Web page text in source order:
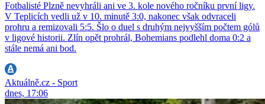
Fotbalisté Plzně nevyhráli ani ve 3. kole nového ročníku první ligy.
V Teplicích vedli už v 10. minutě 3:0, nakonec však odvraceli
prohru a remizovali 5:5. Šlo o duel s druhým nejvyšším počtem gólů
v ligové historii. Zlín opět prohrál, Bohemians podlehl doma 0:2 a
stále nemá ani bod.
Aktuálně.cz - Sport
dnes, 17:06